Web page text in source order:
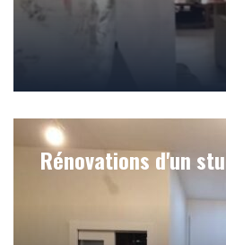
Rénovations d'un